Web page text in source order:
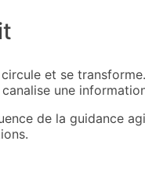
circule et se transforme.
canalise une
de la guidance